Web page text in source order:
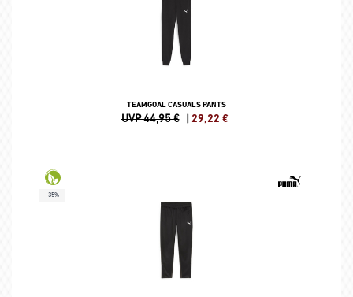
TEAMGOAL CASUALS PANTS
UVP 44,95 € | 29,22 €
-35%